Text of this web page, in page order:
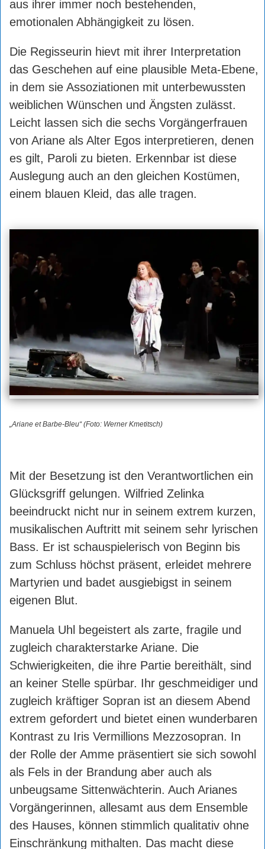
aus ihrer immer noch bestehenden,
emotionalen Abhängigkeit zu lösen.
Die Regisseurin hievt mit ihrer Interpretation
das Geschehen auf eine plausible Meta-Ebene,
in dem sie Assoziationen mit unterbewussten
weiblichen Wünschen und Ängsten zulässt.
Leicht lassen sich die sechs Vorgängerfrauen
von Ariane als Alter Egos interpretieren, denen
es gilt, Paroli zu bieten. Erkennbar ist diese
Auslegung auch an den gleichen Kostümen,
einem blauen Kleid, das alle tragen.
„Ariane et Barbe-Bleu“ (Foto: Werner Kmetitsch)
Mit der Besetzung ist den Verantwortlichen ein
Glücksgriff gelungen. Wilfried Zelinka
beeindruckt nicht nur in seinem extrem kurzen,
musikalischen Auftritt mit seinem sehr lyrischen
Bass. Er ist schauspielerisch von Beginn bis
zum Schluss höchst präsent, erleidet mehrere
Martyrien und badet ausgiebigst in seinem
eigenen Blut.
Manuela Uhl begeistert als zarte, fragile und
zugleich charakterstarke Ariane. Die
Schwierigkeiten, die ihre Partie bereithält, sind
an keiner Stelle spürbar. Ihr geschmeidiger und
zugleich kräftiger Sopran ist an diesem Abend
extrem gefordert und bietet einen wunderbaren
Kontrast zu Iris Vermillions Mezzosopran. In
der Rolle der Amme präsentiert sie sich sowohl
als Fels in der Brandung aber auch als
unbeugsame Sittenwächterin. Auch Arianes
Vorgängerinnen, allesamt aus dem Ensemble
des Hauses, können stimmlich qualitativ ohne
Einschränkung mithalten. Das macht diese